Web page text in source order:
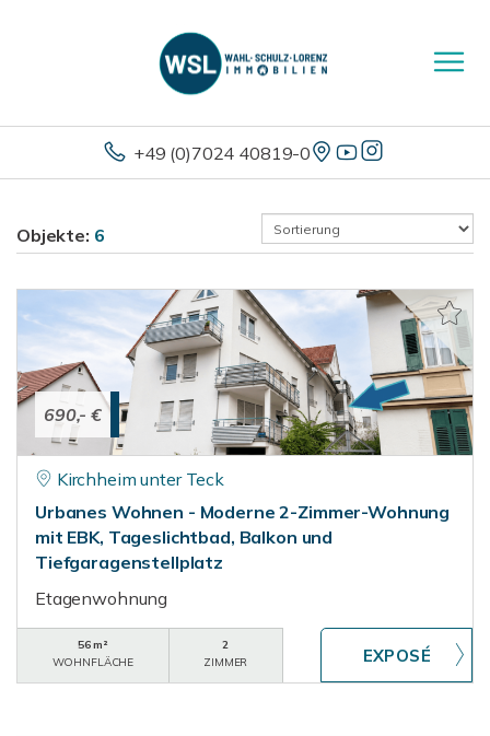
+49 (0)7024 40819-0
Objekte: 6
690,- €
Kirchheim unter Teck
Urbanes Wohnen - Moderne 2-Zimmer-Wohnung
mit EBK, Tageslichtbad, Balkon und
Tiefgaragenstellplatz
Etagenwohnung
56 m²
WOHNFLÄCHE
2
ZIMMER